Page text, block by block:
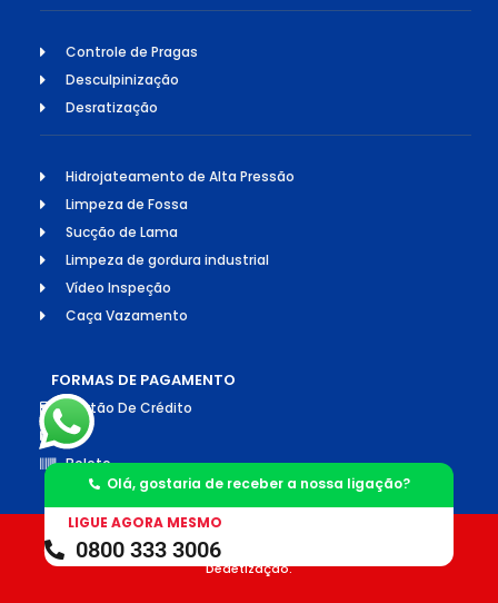
Controle de Pragas
Desculpinização
Desratização
Hidrojateamento de Alta Pressão
Limpeza de Fossa
Sucção de Lama
Limpeza de gordura industrial
Vídeo Inspeção
Caça Vazamento
FORMAS DE PAGAMENTO
Cartão De Crédito
Pix
Boleto
©2026 Todos os direitos reservados. Socorro Desentupimento e
Dedetização.
Olá, gostaria de receber a nossa ligação?
LIGUE AGORA MESMO
0800 333 3006